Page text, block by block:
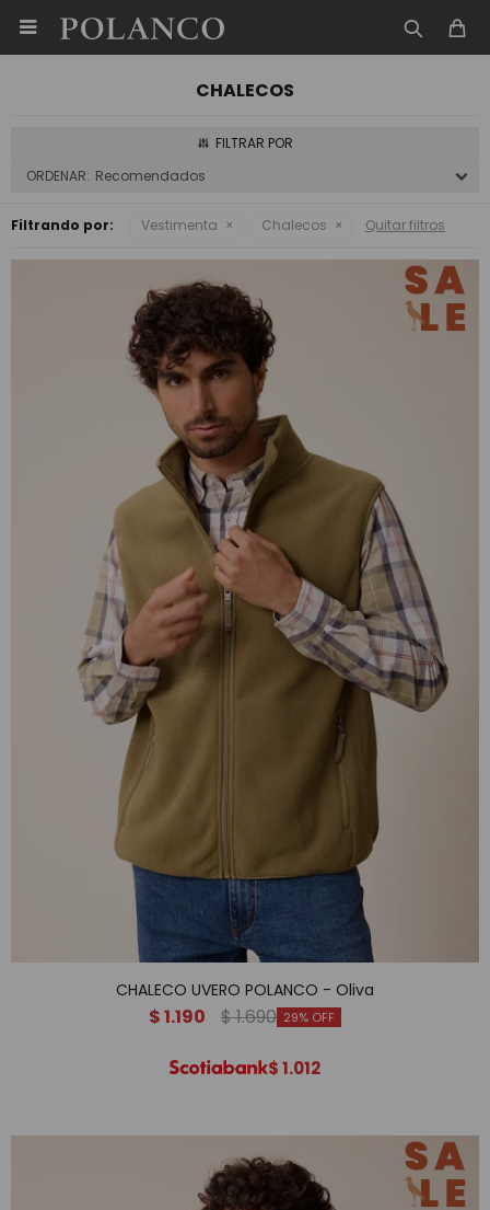

CHALECOS
Recomendados
Filtrando por: Vestimenta Chalecos Quitar filtros
CHALECO UVERO POLANCO - Oliva
$1.190 $1.690 29
$1.012